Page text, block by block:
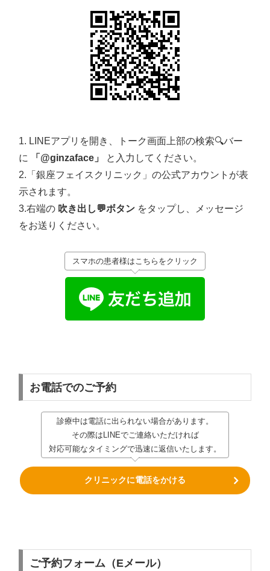
1. LINEアプリを開き、トーク画面上部の検索🔍バー
に
「@ginzaface」
と入力してください。
2.「銀座フェイスクリニック」の公式アカウントが表
示されます。
3.右端の 吹き出し💬ボタン をタップし、メッセージ
をお送りください。
スマホの患者様はこちらをクリック
お電話でのご予約
診療中は電話に出られない場合があります。
その際はLINEでご連絡いただければ
対応可能なタイミングで迅速に返信いたします。
クリニックに電話をかける
ご予約フォーム（Eメール）